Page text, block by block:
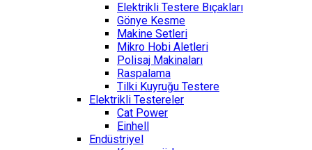
Elektrikli Testere Bıçakları
Gönye Kesme
Makine Setleri
Mikro Hobi Aletleri
Polisaj Makinaları
Raspalama
Tilki Kuyruğu Testere
Elektrikli Testereler
Cat Power
Einhell
Endüstriyel